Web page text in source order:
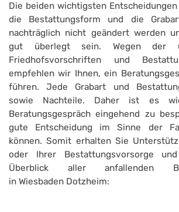
Die beiden wichtigsten
die Bestattungsform und die
nachträglich nicht geändert werden
gut überlegt sein. Wegen der
Friedhofsvorschriften und
empfehlen wir Ihnen, ein
führen. Jede Grabart und
sowie Nachteile. Daher ist es
Beratungsgespräch eingehend zu
gute Entscheidung im Sinne der
können. Somit erhalten Sie
oder Ihrer Bestattungsvorsorge
Überblick aller anfallenden
in Wiesbaden Dotzheim: